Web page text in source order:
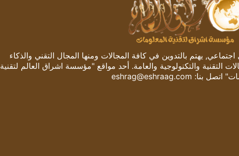
يهتم بالتدوين في كافة المجالات ومنها المجال التقني والذكاء
التقنية والتكنولوجية والعامة. أحد مواقع "مؤسسة اشراق العالم لتقنية
اتصل بنا: eshrag@eshraag.com